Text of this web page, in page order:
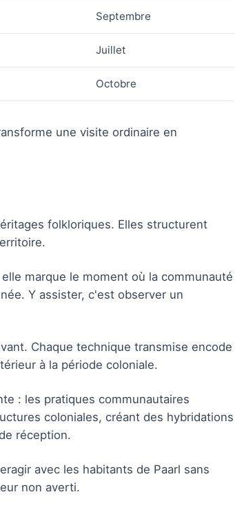
Septembre
Juillet
Octobre
une visite ordinaire en
folkloriques. Elles structurent
marque le moment où la communauté
Y assister, c'est observer un
Chaque technique transmise encode
à la période coloniale.
: les pratiques communautaires
coloniales, créant des hybridations
réception.
avec les habitants de Paarl sans
non averti.